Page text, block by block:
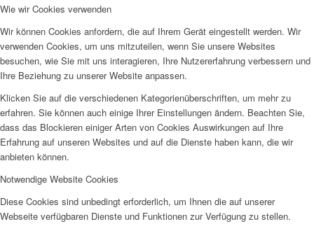
Wie wir Cookies verwenden
Wir können Cookies anfordern, die auf Ihrem Gerät eingestellt werden. Wir
verwenden Cookies, um uns mitzuteilen, wenn Sie unsere Websites
besuchen, wie Sie mit uns interagieren, Ihre Nutzererfahrung verbessern und
Ihre Beziehung zu unserer Website anpassen.
Klicken Sie auf die verschiedenen Kategorienüberschriften, um mehr zu
erfahren. Sie können auch einige Ihrer Einstellungen ändern. Beachten Sie,
dass das Blockieren einiger Arten von Cookies Auswirkungen auf Ihre
Erfahrung auf unseren Websites und auf die Dienste haben kann, die wir
anbieten können.
Notwendige Website Cookies
Diese Cookies sind unbedingt erforderlich, um Ihnen die auf unserer
Webseite verfügbaren Dienste und Funktionen zur Verfügung zu stellen.